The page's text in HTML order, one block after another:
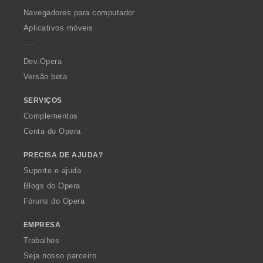
O
p
a
Navegadores para computador
Aplicativos móveis
Dev.Opera
Versão beta
SERVIÇOS
Complementos
Conta do Opera
PRECISA DE AJUDA?
Suporte e ajuda
Blogs do Opera
Fóruns do Opera
EMPRESA
Trabalhos
Seja nosso parceiro